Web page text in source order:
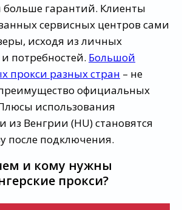
больше гарантий. Клиенты
сервисных центров сами
исходя из личных
потребностей. Большой
прокси разных стран – не
официальных
использования
из Венгрии (HU) становятся
после подключения.
и кому нужны
прокси?